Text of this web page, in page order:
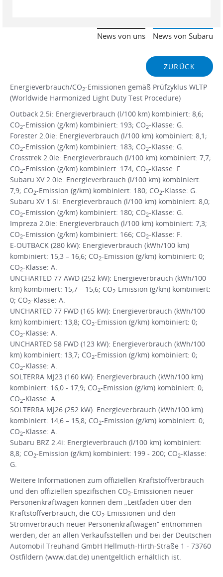
News von Subaru
News von uns
ZURÜCK
Energieverbrauch/CO2-Emissionen gemäß Prüfzyklus WLTP
(Worldwide Harmonized Light Duty Test Procedure)
Outback 2.5i: Energieverbrauch (l/100 km) kombiniert: 8,6;
CO2-Emission (g/km) kombiniert: 193; CO2-Klasse: G.
Forester 2.0ie: Energieverbrauch (l/100 km) kombiniert: 8,1;
CO2-Emission (g/km) kombiniert: 183; CO2-Klasse: G.
Crosstrek 2.0ie: Energieverbrauch (l/100 km) kombiniert: 7,7;
CO2-Emission (g/km) kombiniert: 174; CO2-Klasse: F.
Subaru XV 2.0ie: Energieverbrauch (l/100 km) kombiniert:
7,9; CO2-Emission (g/km) kombiniert: 180; CO2-Klasse: G.
Subaru XV 1.6i: Energieverbrauch (l/100 km) kombiniert: 8,0;
CO2-Emission (g/km) kombiniert: 180; CO2-Klasse: G.
Impreza 2.0ie: Energieverbrauch (l/100 km) kombiniert: 7,3;
CO2-Emission (g/km) kombiniert: 166; CO2-Klasse: F.
E-OUTBACK (280 kW): Energieverbrauch (kWh/100 km)
kombiniert: 15,3 – 16,6; CO2-Emission (g/km) kombiniert: 0;
CO2-Klasse: A.
UNCHARTED 77 AWD (252 kW): Energieverbrauch (kWh/100
km) kombiniert: 15,7 – 15,6; CO2-Emission (g/km) kombiniert:
0; CO2-Klasse: A.
UNCHARTED 77 FWD (165 kW): Energieverbrauch (kWh/100
km) kombiniert: 13,8; CO2-Emission (g/km) kombiniert: 0;
CO2-Klasse: A.
UNCHARTED 58 FWD (123 kW): Energieverbrauch (kWh/100
km) kombiniert: 13,7; CO2-Emission (g/km) kombiniert: 0;
CO2-Klasse: A.
SOLTERRA MJ23 (160 kW): Energieverbrauch (kWh/100 km)
kombiniert: 16,0 - 17,9; CO2-Emission (g/km) kombiniert: 0;
CO2-Klasse: A.
SOLTERRA MJ26 (252 kW): Energieverbrauch (kWh/100 km)
kombiniert: 14,6 – 15,8; CO2-Emission (g/km) kombiniert: 0;
CO2-Klasse: A.
Subaru BRZ 2.4i: Energieverbrauch (l/100 km) kombiniert:
8,8; CO2-Emission (g/km) kombiniert: 199 - 200; CO2-Klasse:
G.
Weitere Informationen zum offiziellen Kraftstoffverbrauch
und den offiziellen spezifischen CO2-Emissionen neuer
Personenkraftwagen können dem „Leitfaden über den
Kraftstoffverbrauch, die CO2-Emissionen und den
Stromverbrauch neuer Personenkraftwagen“ entnommen
werden, der an allen Verkaufsstellen und bei der Deutschen
Automobil Treuhand GmbH Hellmuth-Hirth-Straße 1 - 73760
Ostfildern (www.dat.de) unentgeltlich erhältlich ist.